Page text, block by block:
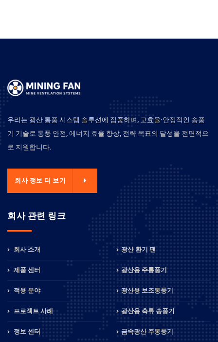
우리는 광산 통풍 시스템 솔루션에 집중하며, 고효율·안정적인 송풍
기 기술로 통풍 안전, 에너지 효율 향상, 전략 목표의 달성을 전면적으
로 지원합니다.
회사 정보 더 보기
회사 관련 링크
회사 소개
제품 센터
적용 분야
프로젝트 사례
정보 센터
광산 환기 팬
광산용 주통풍기
광산용 보조통풍기
광산용 축류 송풍기
금속광산 주통풍기